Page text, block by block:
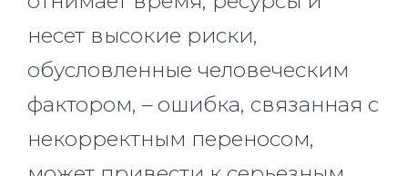
несет высокие риски,
обусловленные человеческим
фактором, – ошибка, связанная с
некорректным переносом,